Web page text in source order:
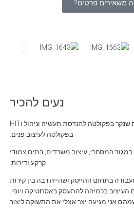
משאירים פרטים?
נעים להכיר
אני שרה איגר, בוגרת שנקר בפקולטה להנדסת תעשיה וניהול וHIT
בפקולטה לעיצוב פנים.
של 1,500 מ"ר במגזר המסחרי, עיצוב משרדים, בתים צמודי
קרקע ודירות.
בתחום ההייטק ושהייה רבה בין קירות
העיצוב בכמיהה להתעסק באסתטיקה ויופי.
אני מגיעה יצר אצלי את התשוקה ליצור